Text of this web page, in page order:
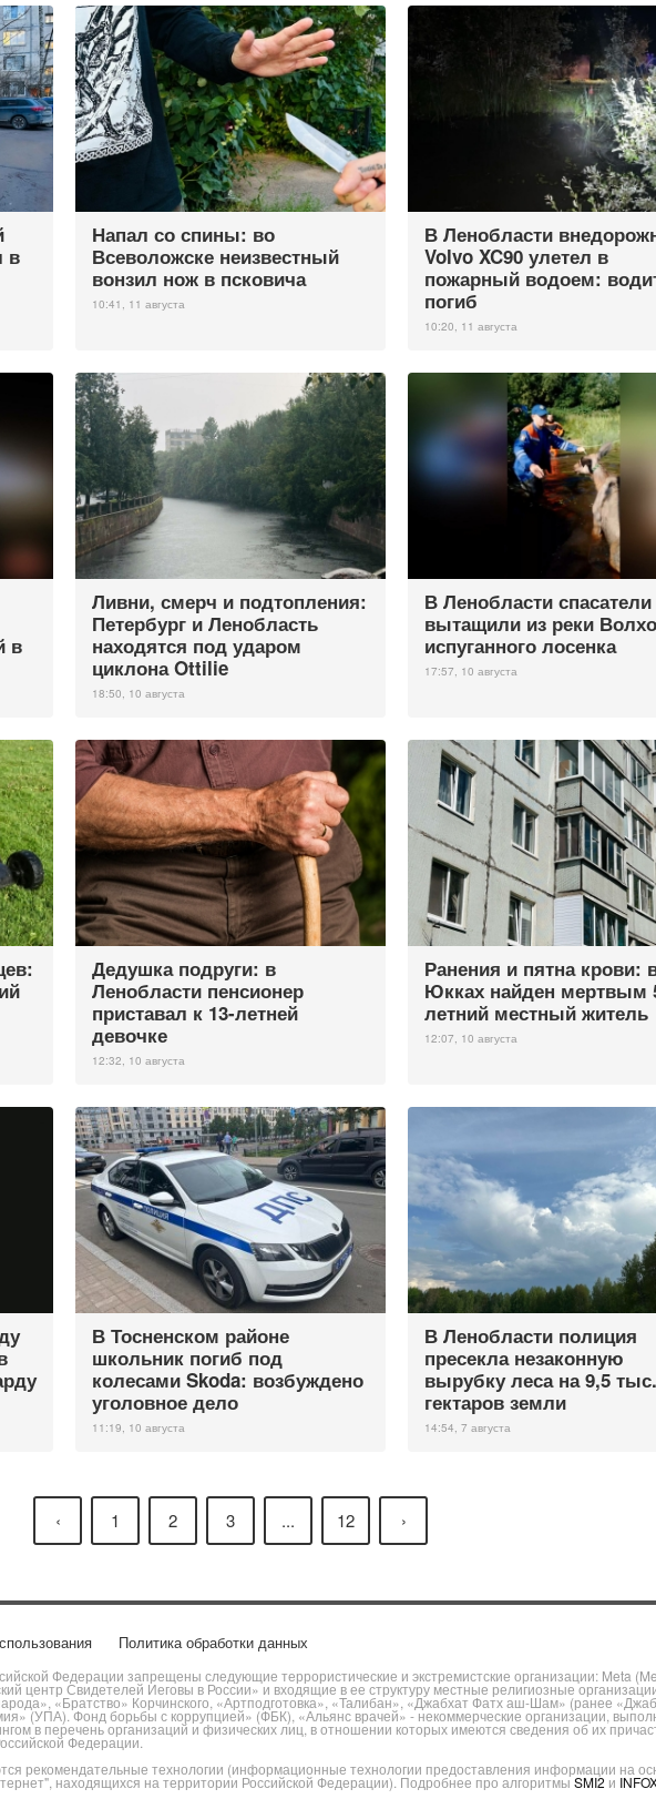
в
Напал со спины: во
Всеволожске неизвестный
вонзил нож в псковича
10:41, 11 августа
В Ленобласти
Volvo XC90 улетел в
пожарный водоем:
погиб
10:20, 11 августа
в
Ливни, смерч и подтопления:
Петербург и Ленобласть
находятся под ударом
циклона Ottilie
18:50, 10 августа
В Ленобласти спасатели
вытащили из реки
испуганного лосенка
17:57, 10 августа
Дедушка подруги: в
Ленобласти пенсионер
приставал к 13-летней
девочке
12:32, 10 августа
Ранения и пятна крови:
Юкках найден мертвым
летний местный житель
12:07, 10 августа
В Тосненском районе
школьник погиб под
колесами Skoda: возбуждено
уголовное дело
11:19, 10 августа
В Ленобласти полиция
пресекла незаконную
вырубку леса на 9,5 тыс.
гектаров земли
14:54, 7 августа
‹ 1 2 3 ... 12 ›
Политика обработки данных
Федерации запрещены следующие террористические и экстремистские организации: Meta
центр Свидетелей Иеговы в России» и входящие в ее структуру местные религиозные
«Братство» Корчинского, «Артподготовка», «Талибан», «Джабхат Фатх аш-Шам» (ранее
(УПА). Фонд борьбы с коррупцией» (ФБК), «Альянс врачей» - некоммерческие организации,
в перечень организаций и физических лиц, в отношении которых имеются сведения об их
Федерации.
рекомендательные технологии (информационные технологии предоставления информации на
находящихся на территории Российской Федерации). Подробнее про алгоритмыSMI2 и